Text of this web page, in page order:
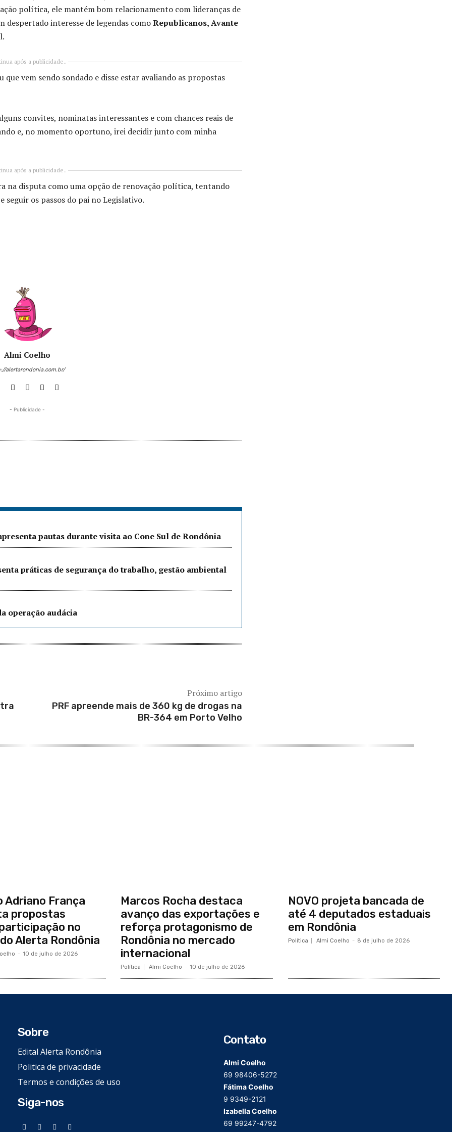
política, ele mantém bom relacionamento com lideranças de
despertado interesse de legendas comoRepublicanos, Avante
após a publicidade..
vem sendo sondado e disse estar avaliando as propostas
convites, nominatas interessantes e com chances reais de
e, no momento oportuno, irei decidir junto com minha
após a publicidade..
na disputa como uma opção de renovação política, tentando
seguir os passos do pai no Legislativo.
Almi Coelho
alertarondonia.com.br/
- Publicidade -
pautas durante visita ao Cone Sul de Rondônia
práticas de segurança do trabalho, gestão ambiental
operação audácia
Próximo artigo
PRF apreende mais de 360 kg de drogas na
BR-364 em Porto Velho
Adriano França
propostas
no
Alerta Rondônia
- 10 de julho de 2026
Marcos Rocha destaca
avanço das exportações e
reforça protagonismo de
Rondônia no mercado
internacional
Política Almi Coelho - 10 de julho de 2026
NOVO projeta bancada de
até 4 deputados estaduais
em Rondônia
Política Almi Coelho - 8 de julho de 2026
Sobre
Edital Alerta Rondônia
Politica de privacidade
Termos e condições de uso
Siga-nos
Contato
Almi Coelho
69 98406-5272
Fátima Coelho
9 9349-2121
Izabella Coelho
69 99247-4792